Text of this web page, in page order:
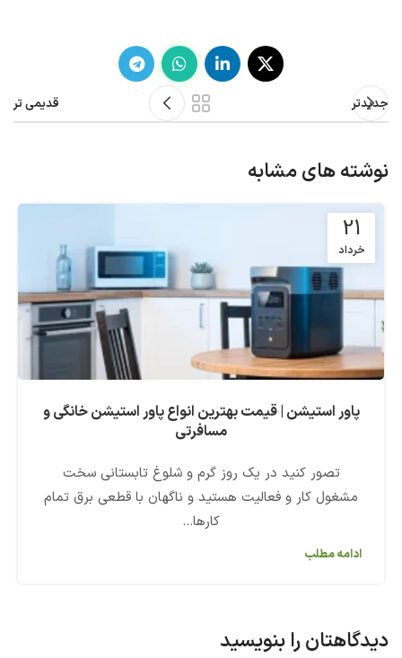
جدیدتر قدیمی تر
نوشته های مشابه
21
خرداد
پاور استیشن | قیمت بهترین انواع پاور استیشن خانگی و
مسافرتی
تصور کنید در یک روز گرم و شلوغ تابستانی سخت
مشغول کار و فعالیت هستید و ناگهان با قطعی برق تمام
کارها...
ادامه مطلب
دیدگاهتان را بنویسید